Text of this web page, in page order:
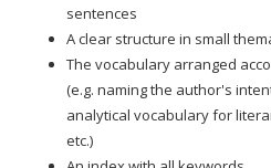
sentences
A clear structure in small
The vocabulary arranged
(e.g. naming the author's
analytical vocabulary for
etc.)